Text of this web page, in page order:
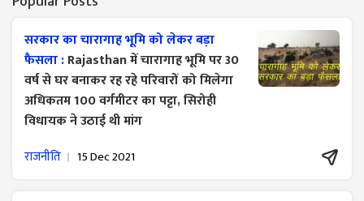
सरकार का चारागाह भूमि को लेकर बड़ा
फैसला :Rajasthan में चारागाह भूमि पर 30
वर्ष से घर बनाकर रह रहे परिवारों को मिलेगा
अधिकतम 100 वर्गमीटर का पट्टा, सिरोही
विधायक ने उठाई थी मांग
राजनीति 15 Dec 2021